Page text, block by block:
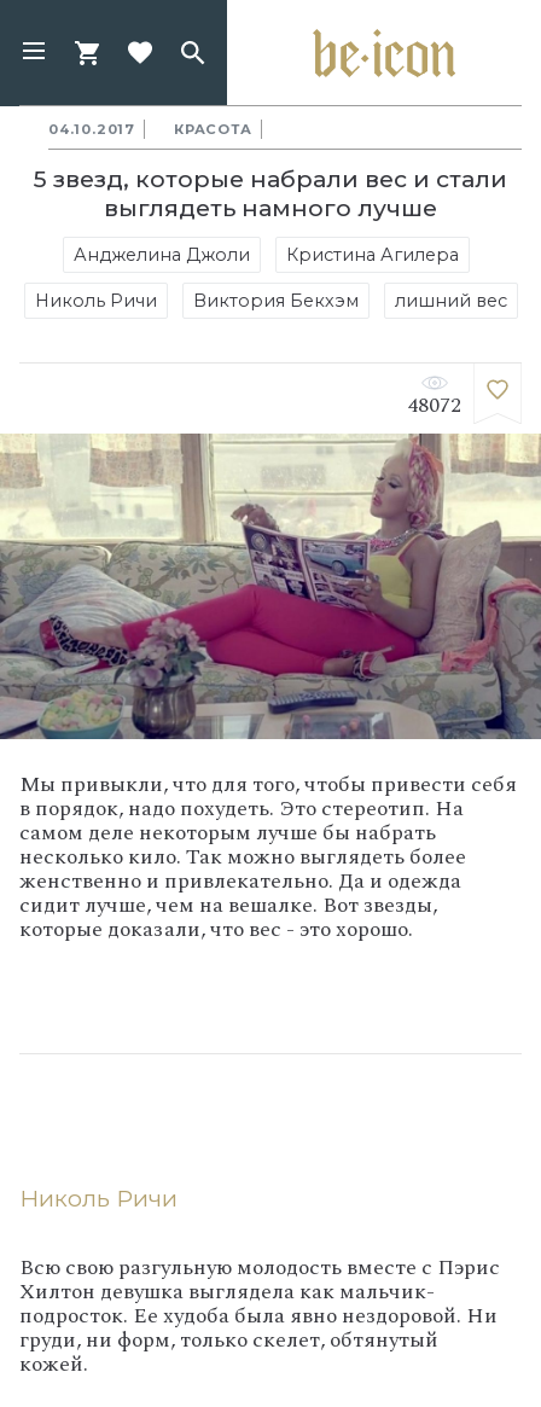
04.10.2017 КРАСОТА
5 звезд, которые набрали вес и стали
выглядеть намного лучше
Анджелина Джоли Кристина Агилера
Николь Ричи Виктория Бекхэм лишний вес
48072
Мы привыкли, что для того, чтобы привести себя
в порядок, надо похудеть. Это стереотип. На
самом деле некоторым лучше бы набрать
несколько кило. Так можно выглядеть более
женственно и привлекательно. Да и одежда
сидит лучше, чем на вешалке. Вот звезды,
которые доказали, что вес - это хорошо.
Николь Ричи
Всю свою разгульную молодость вместе с Пэрис
Хилтон девушка выглядела как мальчик-
подросток. Ее худоба была явно нездоровой. Ни
груди, ни форм, только скелет, обтянутый
кожей.